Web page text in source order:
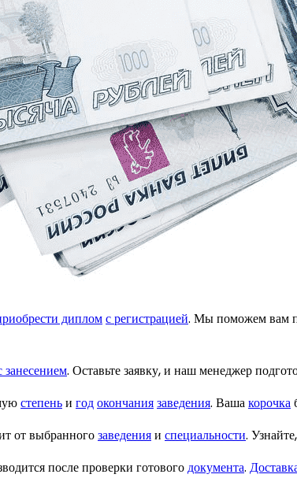
дипломс регистрацией. Мы поможем вам
занесением. Оставьте заявку, и наш менеджер
степеньи годокончаниязаведения. Вашакорочка
от выбранногозаведенияи специальности. Узнайте,
после проверки готовогодокумента.